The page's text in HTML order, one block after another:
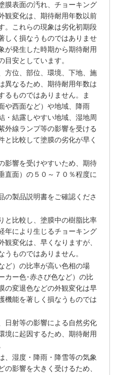
膜表面の汚れ、チョーキング
観変化は、期待耐用年数以前
。これらの現象は劣化初期段
しく損なうものではありませ
が発生した時期から期待耐用
目安としています。
方位、部位、環境、下地、施
異なるため、期待耐用年数は
るものではありません。ま
や西面など）や地域、降雨
・結露しやすい地域、湿地周
外線ランプ等の影響を受ける
と比較して塗膜の劣化が早く
影響を受けやすいため、期待
直面）の５０～７０％程度に
の製品説明書をご確認くださ
と比較し、塗膜中の樹脂比率
年により生じるチョーキング
観変化は、早くなりますが、
ものではありません。
ど）の比率が高い色相の場
カー色･赤さび色など）の比
の変退色などの外観変化は早
能を著しく損なうものでは
日射等の影響による自然劣化
境に起因するため、期待耐用
、湿度・降雨・降雪等の気象
影響を大きく受けるため、